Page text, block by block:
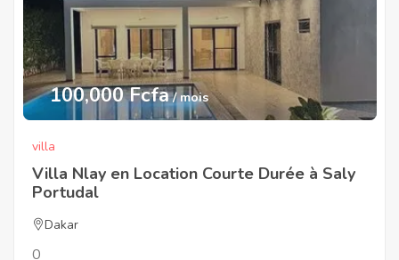
100,000 Fcfa/ mois
villa
Villa Nlay en Location Courte Durée à Saly
Portudal
Dakar
0